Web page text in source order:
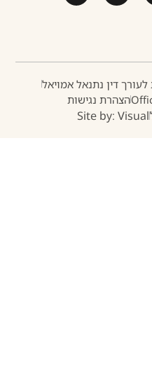
הצהרת נגישות
Site by: Visual